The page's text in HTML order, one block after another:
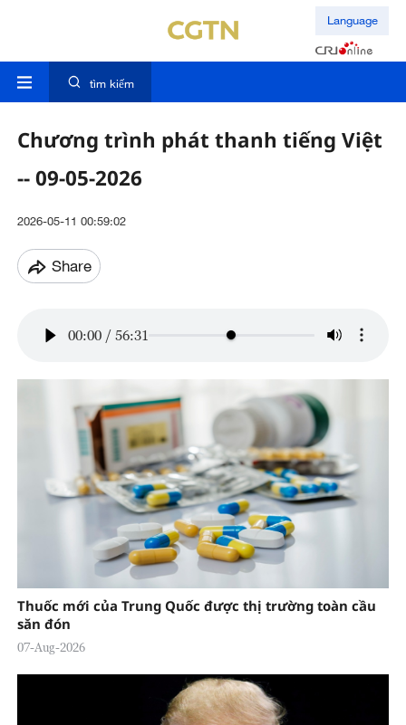
Language
tìm kiếm
Chương trình phát thanh tiếng Việt
-- 09-05-2026
2026-05-11 00:59:02
Share
00:00 / 56:31
Thuốc mới của Trung Quốc được thị trường toàn cầu
săn đón
07-Aug-2026